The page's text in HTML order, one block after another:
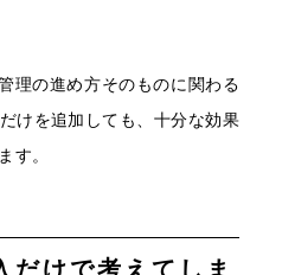
理の進め方そのものに関わる
けを追加しても、十分な効果
す。
だけで考えてしま